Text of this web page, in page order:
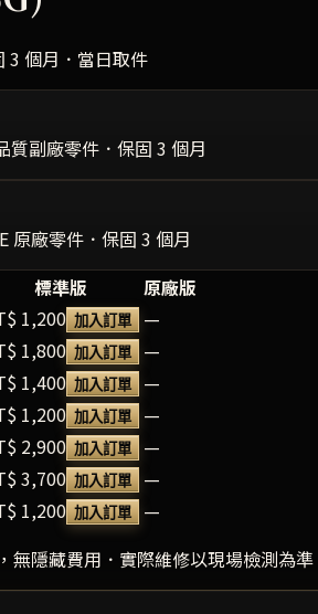
3 個月．當日取件
質副廠零件．保固 3 個月
原廠零件．保固 3 個月
標準版
原廠版
1,200 加入訂單
—
1,800 加入訂單
—
1,400 加入訂單
—
1,200 加入訂單
—
2,900 加入訂單
—
3,700 加入訂單
—
1,200 加入訂單
—
無隱藏費用．實際維修以現場檢測為